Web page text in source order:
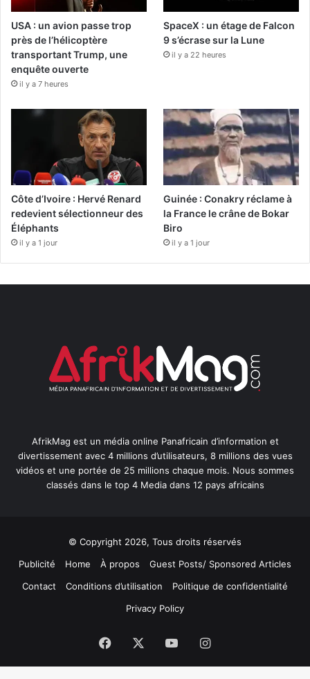
USA : un avion passe trop
près de l’hélicoptère
transportant Trump, une
enquête ouverte
il y a 7 heures
SpaceX : un étage de Falcon
9 s’écrase sur la Lune
il y a 22 heures
Côte d’Ivoire : Hervé Renard
redevient sélectionneur des
Éléphants
il y a 1 jour
Guinée : Conakry réclame à
la France le crâne de Bokar
Biro
il y a 1 jour
AfrikMag est un média online Panafricain d’information et
divertissement avec 4 millions d’utilisateurs, 8 millions des vues
vidéos et une portée de 25 millions chaque mois. Nous sommes
classés dans le top 4 Media dans 12 pays africains
© Copyright 2026, Tous droits réservés
Publicité
Home À propos
Guest Posts/ Sponsored Articles
Contact
Conditions d’utilisation
Politique de confidentialité
Privacy Policy
Facebook YouTubeInstagram